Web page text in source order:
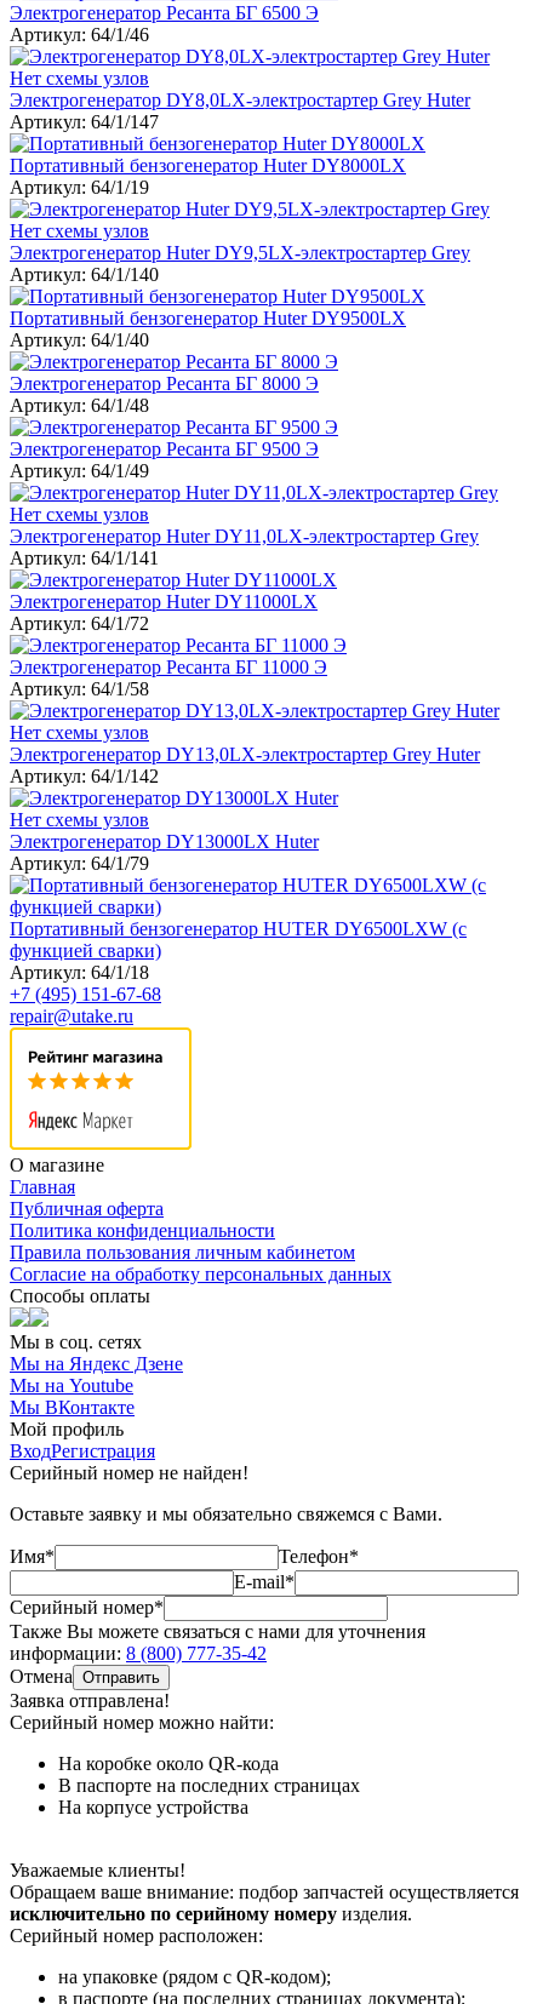
Электрогенератор Ресанта БГ 6500 Э
Артикул: 64/1/46
Нет схемы узлов
Электрогенератор DY8,0LX-электростартер Grey Huter
Артикул: 64/1/147
Портативный бензогенератор Huter DY8000LX
Артикул: 64/1/19
Нет схемы узлов
Электрогенератор Huter DY9,5LX-электростартер Grey
Артикул: 64/1/140
Портативный бензогенератор Huter DY9500LX
Артикул: 64/1/40
Электрогенератор Ресанта БГ 8000 Э
Артикул: 64/1/48
Электрогенератор Ресанта БГ 9500 Э
Артикул: 64/1/49
Нет схемы узлов
Электрогенератор Huter DY11,0LX-электростартер Grey
Артикул: 64/1/141
Электрогенератор Huter DY11000LX
Артикул: 64/1/72
Электрогенератор Ресанта БГ 11000 Э
Артикул: 64/1/58
Нет схемы узлов
Электрогенератор DY13,0LX-электростартер Grey Huter
Артикул: 64/1/142
Нет схемы узлов
Электрогенератор DY13000LX Huter
Артикул: 64/1/79
Портативный бензогенератор HUTER DY6500LXW (с
функцией сварки)
Артикул: 64/1/18
+7 (495) 151-67-68
repair@utake.ru
О магазине
Главная
Публичная оферта
Политика конфиденциальности
Правила пользования личным кабинетом
Согласие на обработку персональных данных
Способы оплаты
Мы в соц. сетях
Мы на Яндекс Дзене
Мы на Youtube
Мы ВКонтакте
Мой профиль
ВходРегистрация
Серийный номер не найден!
Оставьте заявку и мы обязательно свяжемся с Вами.
Имя*
Телефон*
E-mail*
Серийный номер*
Также Вы можете связаться с нами для уточнения
информации: 8 (800) 777-35-42
Отмена Отправить
Заявка отправлена!
Серийный номер можно найти:
На коробке около QR-кода
В паспорте на последних страницах
На корпусе устройства
Уважаемые клиенты!
Обращаем ваше внимание: подбор запчастей осуществляется
исключительно по серийному номеру изделия.
Серийный номер расположен:
на упаковке (рядом с QR-кодом);
в паспорте (на последних страницах документа);